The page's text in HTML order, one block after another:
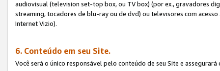
audiovisual (television set-top box, ou TV box) (por ex., gravadores
streaming, tocadores de blu-ray ou de dvd) ou televisores com
Internet Vizio).
6. Conteúdo em seu Site.
Você será o único responsável pelo conteúdo de seu Site e assegurará